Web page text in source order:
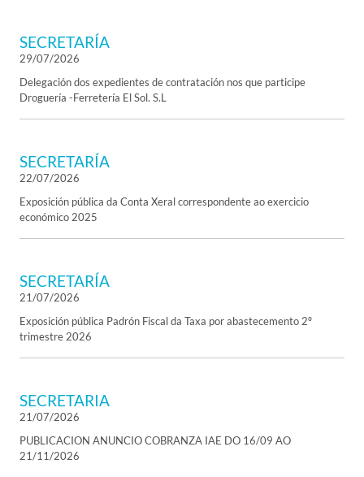
SECRETARÍA
29/07/2026
Delegación dos expedientes de contratación nos que participe
Droguería -Ferretería El Sol. S.L
SECRETARÍA
22/07/2026
Exposición pública da Conta Xeral correspondente ao exercicio
económico 2025
SECRETARÍA
21/07/2026
Exposición pública Padrón Fiscal da Taxa por abastecemento 2º
trimestre 2026
SECRETARIA
21/07/2026
PUBLICACION ANUNCIO COBRANZA IAE DO 16/09 AO
21/11/2026